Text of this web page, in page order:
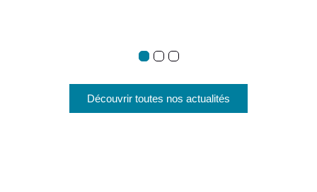
Découvrir toutes nos actualités